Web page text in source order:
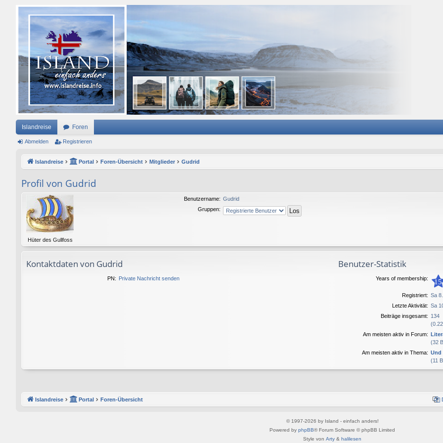
Islandreise Foren
Abmelden Registrieren
Islandreise Portal Foren-Übersicht Mitglieder Gudrid
Profil von Gudrid
Hüter des Gullfoss
Benutzername: Gudrid
Gruppen:
Kontaktdaten von Gudrid
PN: Private Nachricht senden
Benutzer-Statistik
Years of membership: 15
Registriert: Sa
Letzte Aktivität: Sa
Beiträge insgesamt: 134
Am meisten aktiv in Forum:
(32
Am meisten aktiv in Thema: Und
(11
Islandreise Portal Foren-Übersicht
© 1997-2026 by Island - einfach anders!
Powered by phpBB® Forum Software © phpBB Limited
Style von Arty & halilesen